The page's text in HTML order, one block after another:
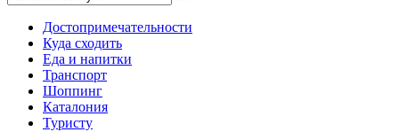
Достопримечательности
Куда сходить
Еда и напитки
Транспорт
Шоппинг
Каталония
Туристу